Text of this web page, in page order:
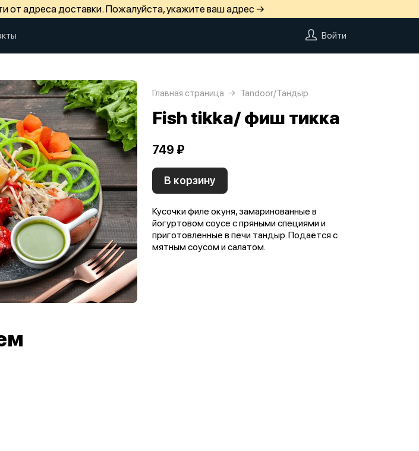
от адреса доставки. Пожалуйста, укажите ваш адрес →
Войти
Главная страница Tandoor/Тандыр
Fish tikka/ фиш тикка
749 ₽
В корзину
Кусочки филе окуня, замаринованные в
йогуртовом соусе с пряными специями и
приготовленные в печи тандыр. Подаётся с
мятным соусом и салатом.